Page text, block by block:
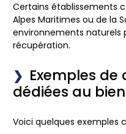
Certains établissements
Alpes Maritimes ou de la
environnements naturels
récupération.
Exemples de
dédiées au
Voici quelques exemples